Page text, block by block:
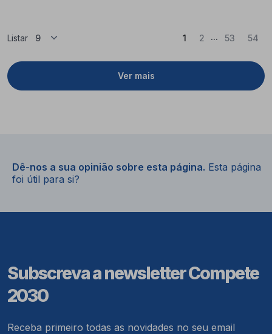
Listar
Ver mais
1 (Atual)
2 ... 53 54
Dê-nos a sua opinião sobre esta página. Esta página
foi útil para si?
Subscreva a newsletter Compete
2030
Receba primeiro todas as novidades no seu email